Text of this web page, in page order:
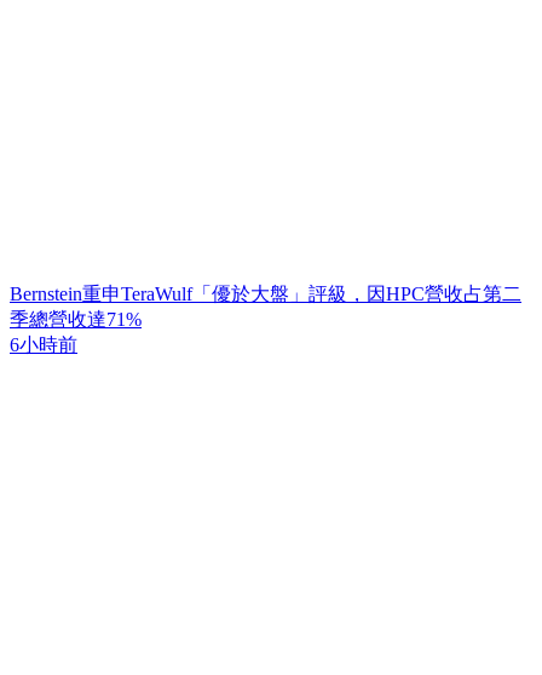
Bernstein重申TeraWulf「優於大盤」評級，因HPC營收占第二
季總營收達71%
6小時前